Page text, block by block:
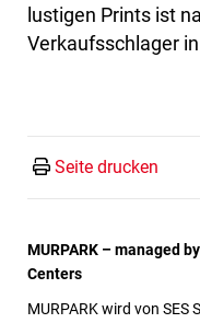
lustigen Prints ist
Verkaufsschlager
Seite drucken
MURPARK – managed
Centers
MURPARK wird von SES